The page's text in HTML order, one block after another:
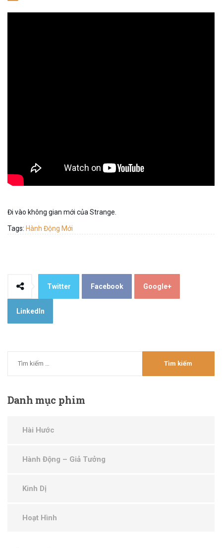
Đi vào không gian mới của Strange.
Tags: Hành Động Mới
Twitter Facebook Google+
LinkedIn
Danhmục phim
Hài Hước
Hành Động – Giả Tưởng
Kinh Dị
Hoạt Hình